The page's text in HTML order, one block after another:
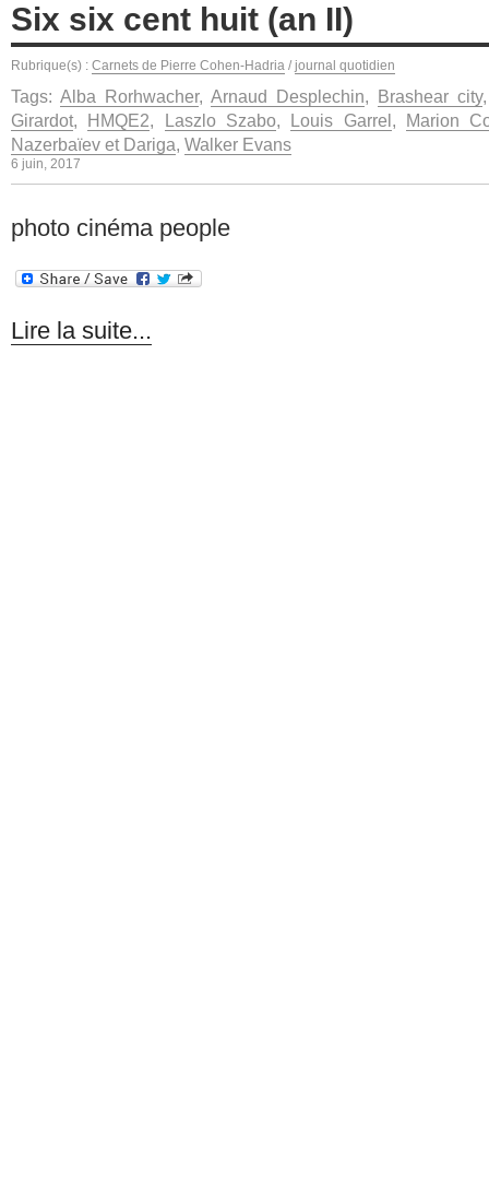
Six six cent huit (an II)
Rubrique(s) : Carnets de Pierre Cohen-Hadria / journal quotidien
Tags: Alba Rorhwacher, Arnaud Desplechin, Brashear city
Girardot, HMQE2, Laszlo Szabo, Louis Garrel ,
Marion
Nazerbaïev et Dariga, Walker Evans
6 juin, 2017
photo cinéma people
Lire la suite...